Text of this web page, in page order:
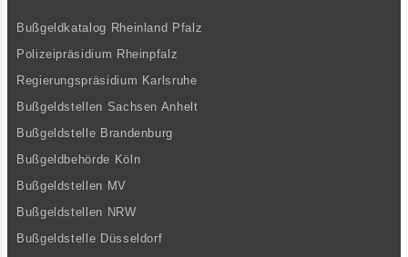
Bußgeldkatalog Rheinland Pfalz
Polizeipräsidium Rheinpfalz
Regierungspräsidium Karlsruhe
Bußgeldstellen Sachsen Anhelt
Bußgeldstelle Brandenburg
Bußgeldbehörde Köln
Bußgeldstellen MV
Bußgeldstellen NRW
Bußgeldstelle Düsseldorf